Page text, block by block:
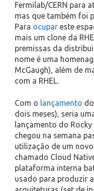
Fermilab/CERN para
mas que também foi
Para ocupar este
mais um clone da
premissas da
nome é uma
McGaugh), além de
com a RHEL.
Com o lançamento
dois meses), seria
lançamento do
chegou na semana
utilização de um
chamado Cloud
plataforma interna
usado para produzir